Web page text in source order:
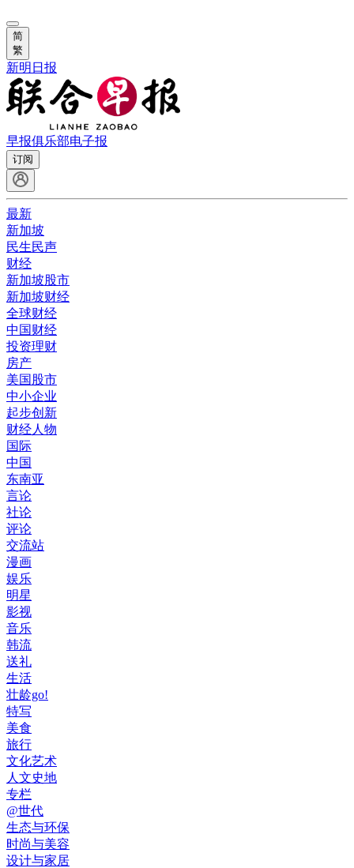
简
繁
新明日报
早报俱乐部电子报
订阅
最新
新加坡
民生民声
财经
新加坡股市
新加坡财经
全球财经
中国财经
投资理财
房产
美国股市
中小企业
起步创新
财经人物
国际
中国
东南亚
言论
社论
评论
交流站
漫画
娱乐
明星
影视
音乐
韩流
送礼
生活
壮龄go!
特写
美食
旅行
文化艺术
人文史地
专栏
@世代
生态与环保
时尚与美容
设计与家居